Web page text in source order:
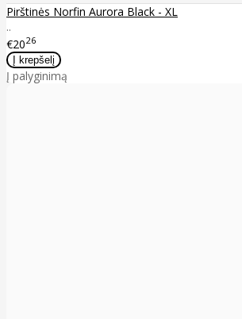
Pirštinės Norfin Aurora Black - XL
..
€2026
Į palyginimą